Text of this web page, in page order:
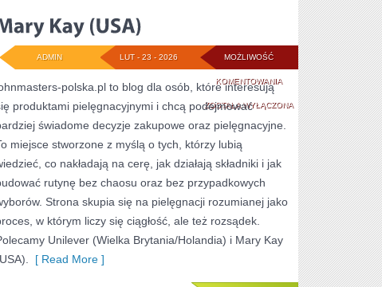
MOŻLIWOŚĆ
KOMENTOWANIAMARY
KAY
(USA)
ZOSTAŁA WYŁĄCZONA
LUT - 23 - 2026
ADMIN
polska.pl to blog dla osób, które interesują
produktami pielęgnacyjnymi i chcą podejmować
świadome decyzje zakupowe oraz pielęgnacyjne.
miejsce stworzone z myślą o tych, którzy lubią
co nakładają na cerę, jak działają składniki i jak
rutynę bez chaosu oraz bez przypadkowych
Strona skupia się na pielęgnacji rozumianej jako
w którym liczy się ciągłość, ale też rozsądek.
Unilever (Wielka Brytania/Holandia) i Mary Kay
[ Read More ]